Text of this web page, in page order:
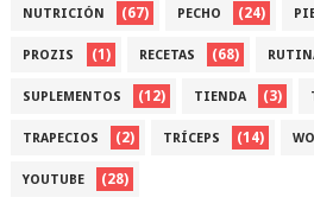
NUTRICIÓN (67) PECHO (24)
PROZIS (1) RECETAS (68)
SUPLEMENTOS (12) TIENDA (3)
TRAPECIOS (2) TRÍCEPS (14)
YOUTUBE (28)